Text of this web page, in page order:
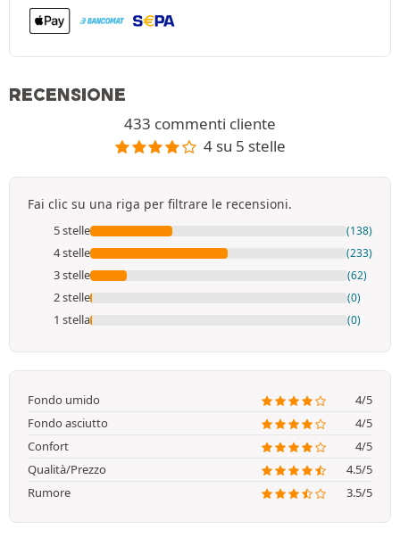
RECENSIONE
433 commenti cliente
4 su 5 stelle
Fai clic su una riga per filtrare le recensioni.
5 stelle (138)
4 stelle (233)
3 stelle (62)
2 stelle (0)
1 stella (0)
Fondo umido
4/5
Fondo asciutto
4/5
Confort
4/5
Qualità/Prezzo
4.5/5
Rumore
3.5/5